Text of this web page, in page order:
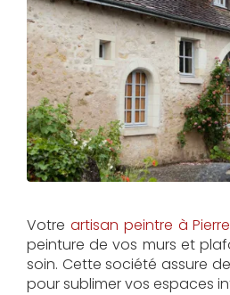
Votre artisan peintre à
peinture de vos murs et
soin. Cette société assure
pour sublimer vos espaces